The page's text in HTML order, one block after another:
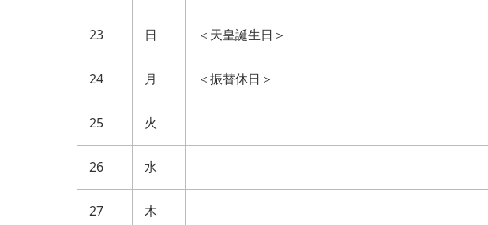
23 日 ＜天皇誕生日＞
24 月 ＜振替休日＞
25 火
26 水
27 木